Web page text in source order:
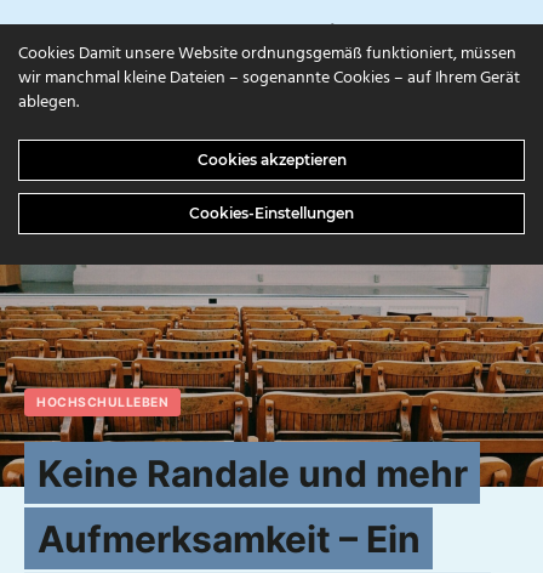
campuls.online
HOCHSCHULLEBEN
Keine Randale und mehr
Aufmerksamkeit – Ein
Cookies Damit unsere Website ordnungsgemäß funktioniert, müssen
wir manchmal kleine Dateien – sogenannte Cookies – auf Ihrem Gerät
ablegen.
Cookies akzeptieren
Cookies-Einstellungen